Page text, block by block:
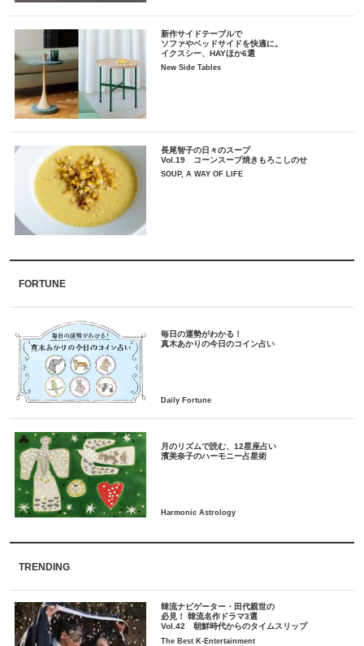
新作サイドテーブルで
ソファやベッドサイドを快適に。
イクスシー、HAYほか6選
New Side Tables
長尾智子の日々のスープ
Vol.19 コーンスープ焼きもろこしのせ
SOUP, A WAY OF LIFE
FORTUNE
毎日の運勢がわかる！
月のリズムで読む、12星座占い
TRENDING
韓流ナビゲーター・田代親世の
必見！ 韓流名作ドラマ3選
Vol.42 朝鮮時代からのタイムスリップ
The Best K-Entertainment